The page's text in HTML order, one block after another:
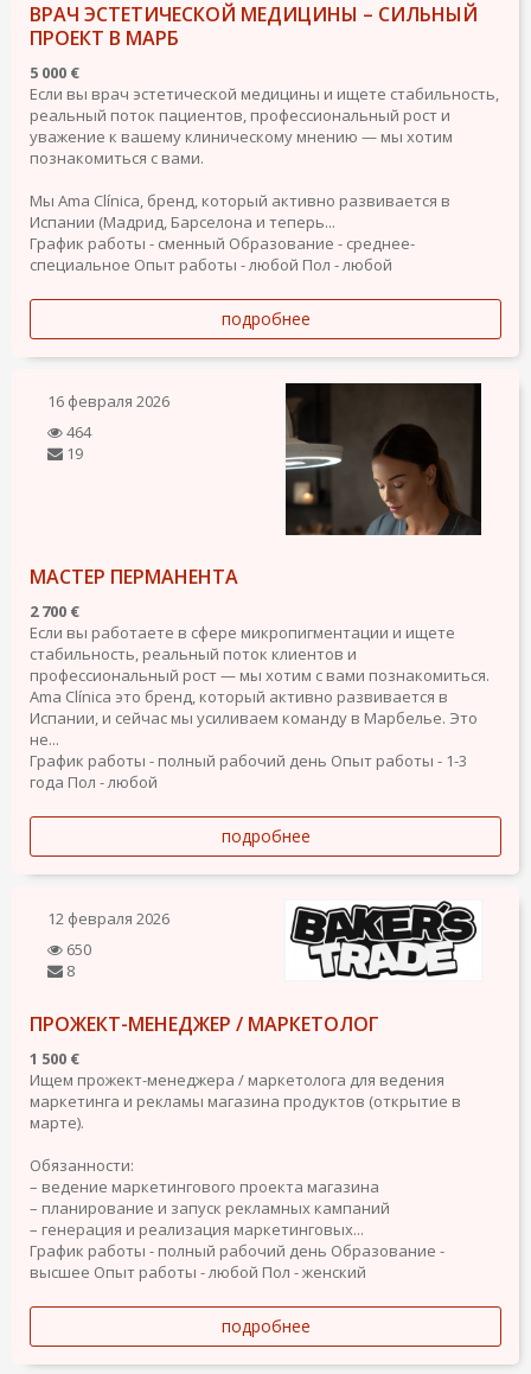
ВРАЧ ЭСТЕТИЧЕСКОЙ МЕДИЦИНЫ – СИЛЬНЫЙ
ПРОЕКТ В МАРБ
5 000 €
Если вы врач эстетической медицины и ищете стабильность,
реальный поток пациентов, профессиональный рост и
уважение к вашему клиническому мнению — мы хотим
познакомиться с вами.
Мы Ama Clínica, бренд, который активно развивается в
Испании (Мадрид, Барселона и теперь...
График работы - сменный Образование - среднее-
специальное Опыт работы - любой Пол - любой
подробнее
16 февраля 2026
464
19
МАСТЕР ПЕРМАНЕНТА
2 700 €
Если вы работаете в сфере микропигментации и ищете
стабильность, реальный поток клиентов и
профессиональный рост — мы хотим с вами познакомиться.
Ama Clínica это бренд, который активно развивается в
Испании, и сейчас мы усиливаем команду в Марбелье. Это
не...
График работы - полный рабочий день Опыт работы - 1-3
года Пол - любой
подробнее
12 февраля 2026
650
8
ПРОЖЕКТ-МЕНЕДЖЕР / МАРКЕТОЛОГ
1 500 €
Ищем прожект-менеджера / маркетолога для ведения
маркетинга и рекламы магазина продуктов (открытие в
марте).
Обязанности:
– ведение маркетингового проекта магазина
– планирование и запуск рекламных кампаний
– генерация и реализация маркетинговых...
График работы - полный рабочий день Образование -
высшее Опыт работы - любой Пол - женский
подробнее